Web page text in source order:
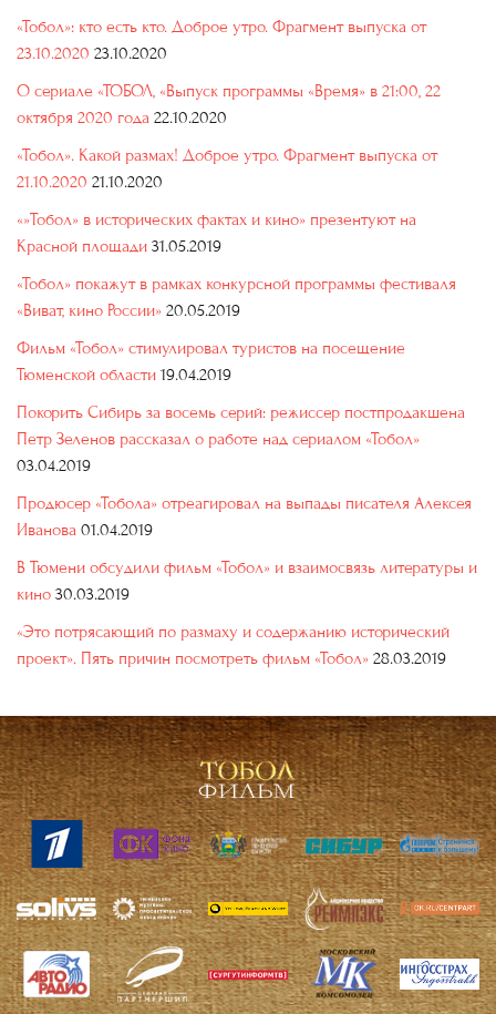
«Тобол»: кто есть кто. Доброе утро. Фрагмент выпуска от
23.10.2020 23.10.2020
О сериале «ТОБОЛ, «Выпуск программы «Время» в 21:00, 22
октября 2020 года 22.10.2020
«Тобол». Какой размах! Доброе утро. Фрагмент выпуска от
21.10.2020 21.10.2020
«»Тобол» в исторических фактах и кино» презентуют на
Красной площади 31.05.2019
«Тобол» покажут в рамках конкурсной программы фестиваля
«Виват, кино России» 20.05.2019
Фильм «Тобол» стимулировал туристов на посещение
Тюменской области 19.04.2019
Покорить Сибирь за восемь серий: режиссер постпродакшена
Петр Зеленов рассказал о работе над сериалом «Тобол»
03.04.2019
Продюсер «Тобола» отреагировал на выпады писателя Алексея
Иванова 01.04.2019
В Тюмени обсудили фильм «Тобол» и взаимосвязь литературы и
кино 30.03.2019
«Это потрясающий по размаху и содержанию исторический
проект». Пять причин посмотреть фильм «Тобол» 28.03.2019